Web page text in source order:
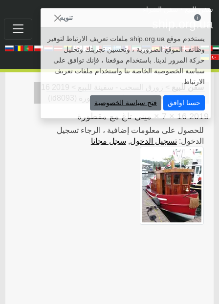
سفن للبيع• سفن الشراء
ship.org.ua
سفن للبيع زورق السحب - سفينة للبيع
2019 16
× 7 × ميني تاغ مع مقطورة
id8093 2022-06-14
2019 16 × 7 × ميني تاغ مع مقطورة
للحصول على معلومات إضافية ، الرجاء تسجيل
الدخول:تسجيل الدخول, سجل مجانا
تنويه
يستخدم موقع ship.org.ua ملفات تعريف الارتباط لتوفير
وظائف الموقع الضرورية ، وتحسين تجربتك وتحليل
حركة المرور لدينا. باستخدام موقعنا ، فإنك توافق على
سياسة الخصوصية الخاصة بنا واستخدام ملفات تعريف
الارتباط.
حسنا اوافق فتح سياسة الخصوصية